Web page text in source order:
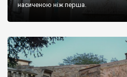
насиченою ніж перша.